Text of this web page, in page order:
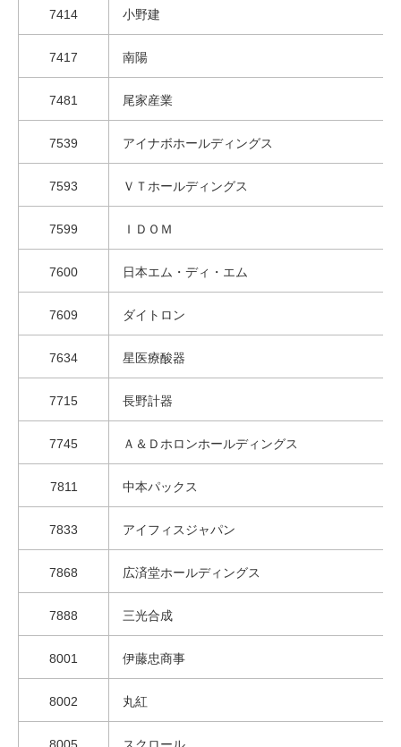
7414 小野建
7417 南陽
7481 尾家産業
7539 アイナボホールディングス
7593 ＶＴホールディングス
7599 ＩＤＯＭ
7600 日本エム・ディ・エム
7609 ダイトロン
7634 星医療酸器
7715 長野計器
7745 Ａ＆Ｄホロンホールディングス
7811 中本パックス
7833 アイフィスジャパン
7868 広済堂ホールディングス
7888 三光合成
8001 伊藤忠商事
8002 丸紅